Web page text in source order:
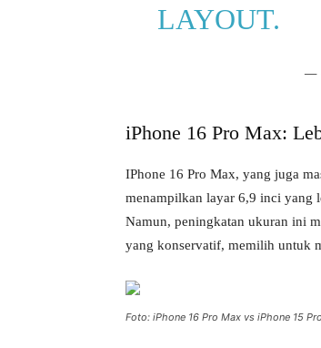
LAYOUT.
—
iPhone 16 Pro Max:
IPhone 16 Pro Max, yang juga
menampilkan layar 6,9 inci yang
Namun, peningkatan ukuran ini
yang konservatif, memilih untuk
Foto: iPhone 16 Pro Max vs iPhone 15